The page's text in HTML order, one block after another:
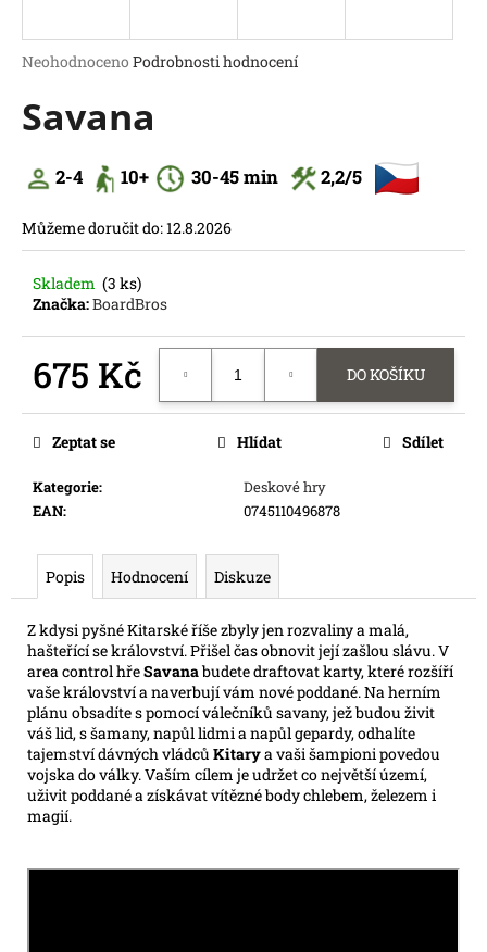
Průměrné
produktu
je
Neohodnoceno Podrobnosti hodnocení
Savana
2-4 10+ 30-45min 2,2/5
Můžeme doručit do:12.8.2026
Skladem (3 ks)
Značka:BoardBros
675 Kč DO KOŠÍKU
Kategorie:
Deskové hry
EAN: 0745110496878
Zeptat se Hlídat Sdílet
Popis Hodnocení Diskuze
Z kdysi pyšné Kitarské říše zbyly jen rozvaliny a malá,
hašteřící se království. Přišel čas obnovit její zašlou slávu. V
area control hřeSavanabudete draftovat karty, které rozšíří
vaše království a naverbují vám nové poddané. Na herním
plánu obsadíte s pomocí válečníků savany, jež budou živit
váš lid, s šamany, napůl lidmi a napůl gepardy, odhalíte
tajemství dávných vládců Kitarya vaši šampioni povedou
vojska do války. Vaším cílem je udržet co největší území,
uživit poddané a získávat vítězné body chlebem, železem i
magií.
j
t
?
HLEDAT
D
o
p
u
u
e
TCG:
ME03
-
PERFECT
ORDER
BOOSTER
132
Kč